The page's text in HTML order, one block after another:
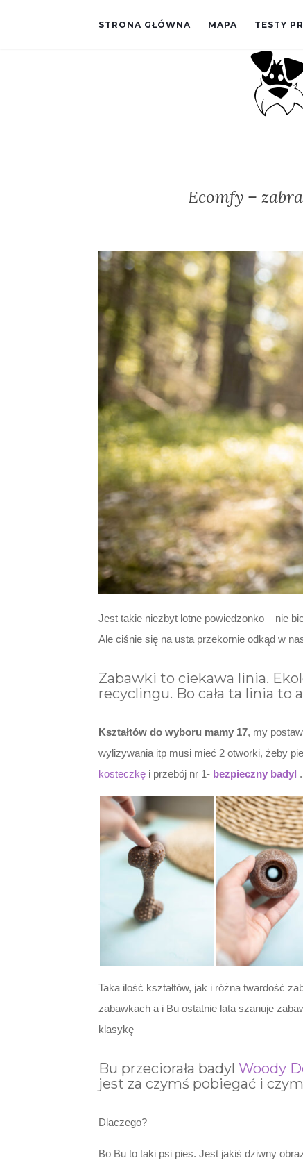
STRONA GŁÓWNA MAPA TESTY
Ecomfy –
Jest takie niezbyt lotne powiedzonko – nie
Ale ciśnie się na usta przekornie odkąd w
Zabawki to ciekawa linia.
recyclingu. Bo cała ta linia to
Kształtów do wyboru mamy 17, my
wylizywania itp musi mieć 2 otworki, żeby
kosteczkę i przebój nr 1- bezpieczny badyl .
Taka ilość kształtów, jak i różna twardość
zabawkach a i Bu ostatnie lata szanuje
klasykę
Bu przeciorała badyl Woody
jest za czymś pobiegać i
Dlaczego?
Bo Bu to taki psi pies. Jest jakiś dziwny